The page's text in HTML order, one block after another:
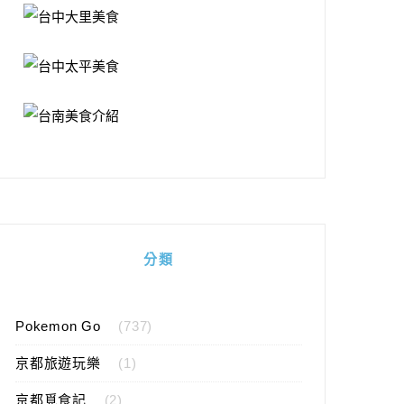
分類
Pokemon Go (737)
京都旅遊玩樂 (1)
京都覓食記 (2)